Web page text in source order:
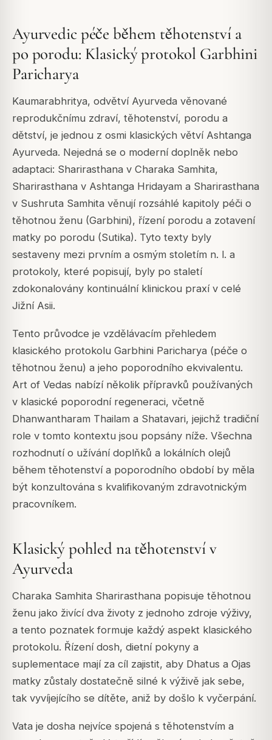
Ayurvedic péče během těhotenství a
po porodu: Klasický protokol Garbhini
Paricharya
Kaumarabhritya, odvětví Ayurveda věnované
reprodukčnímu zdraví, těhotenství, porodu a
dětství, je jednou z osmi klasických větví Ashtanga
Ayurveda. Nejedná se o moderní doplněk nebo
adaptaci: Sharirasthana v Charaka Samhita,
Sharirasthana v Ashtanga Hridayam a Sharirasthana
v Sushruta Samhita věnují rozsáhlé kapitoly péči o
těhotnou ženu (Garbhini), řízení porodu a zotavení
matky po porodu (Sutika). Tyto texty byly
sestaveny mezi prvním a osmým stoletím n. l. a
protokoly, které popisují, byly po staletí
zdokonalovány kontinuální klinickou praxí v celé
Jižní Asii.
Tento průvodce je vzdělávacím přehledem
klasického protokolu Garbhini Paricharya (péče o
těhotnou ženu) a jeho poporodního ekvivalentu.
Art of Vedas nabízí několik přípravků používaných
v klasické poporodní regeneraci, včetně
Dhanwantharam Thailam a Shatavari, jejichž tradiční
role v tomto kontextu jsou popsány níže. Všechna
rozhodnutí o užívání doplňků a lokálních olejů
během těhotenství a poporodního období by měla
být konzultována s kvalifikovaným zdravotnickým
pracovníkem.
Klasický pohled na těhotenství v
Ayurveda
Charaka Samhita Sharirasthana popisuje těhotnou
ženu jako živící dva životy z jednoho zdroje výživy,
a tento poznatek formuje každý aspekt klasického
protokolu. Řízení dosh, dietní pokyny a
suplementace mají za cíl zajistit, aby Dhatus a Ojas
matky zůstaly dostatečně silné k výživě jak sebe,
tak vyvíjejícího se dítěte, aniž by došlo k vyčerpání.
Vata je dosha nejvíce spojená s těhotenstvím a